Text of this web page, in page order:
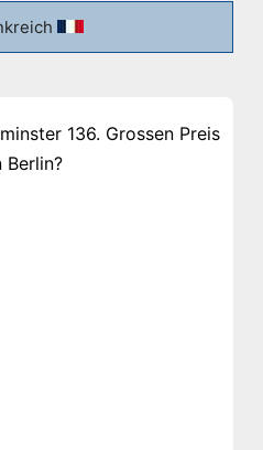
136. Grossen Preis
Berlin?